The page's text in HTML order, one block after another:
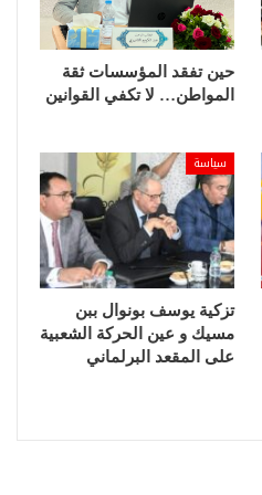
حين تفقد المؤسسات ثقة
المواطن… لا تكفي القوانين
سياسة
تزكية يوسف بونوال ببن
مسيك و عين الحركة الشعبية
على المقعد البرلماني